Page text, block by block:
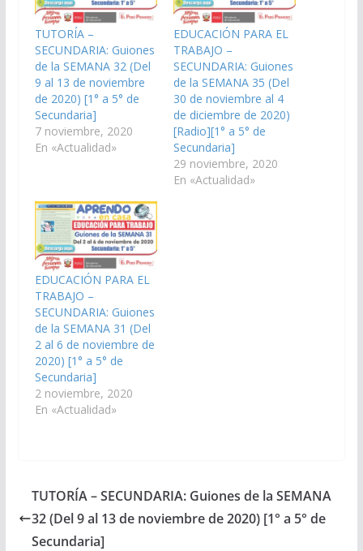
TUTORÍA –
SECUNDARIA: Guiones
de la SEMANA 32 (Del
9 al 13 de noviembre
de 2020) [1° a 5° de
Secundaria]
7 noviembre, 2020
En «Actualidad»
EDUCACIÓN PARA EL
TRABAJO –
SECUNDARIA: Guiones
de la SEMANA 35 (Del
30 de noviembre al 4
de diciembre de 2020)
[Radio][1° a 5° de
Secundaria]
29 noviembre, 2020
En «Actualidad»
EDUCACIÓN PARA EL
TRABAJO –
SECUNDARIA: Guiones
de la SEMANA 31 (Del
2 al 6 de noviembre de
2020) [1° a 5° de
Secundaria]
2 noviembre, 2020
En «Actualidad»
TUTORÍA – SECUNDARIA: Guiones de la SEMANA
32 (Del 9 al 13 de noviembre de 2020) [1° a 5° de
Secundaria]